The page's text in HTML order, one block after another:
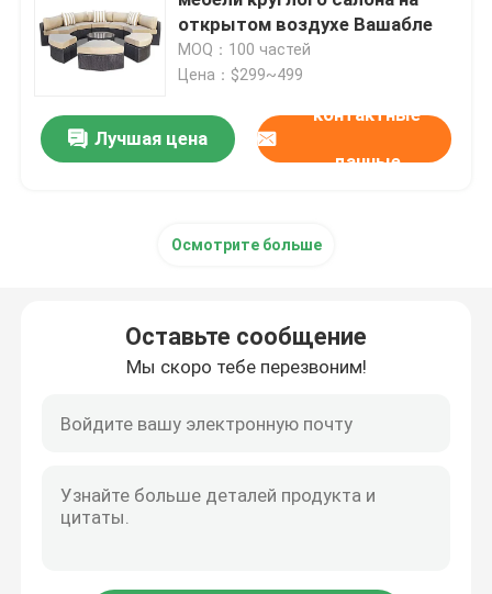
Столы управленческого офиса
Стол высоты офиса регулируемый
Офисные деревянные шкафы для документов
открытом воздухе Вашабле
MOQ：100 частей
Цена：$299~499
Лучшая цена
контактные
данные
Осмотрите больше
Оставьте сообщение
Мы скоро тебе перезвоним!